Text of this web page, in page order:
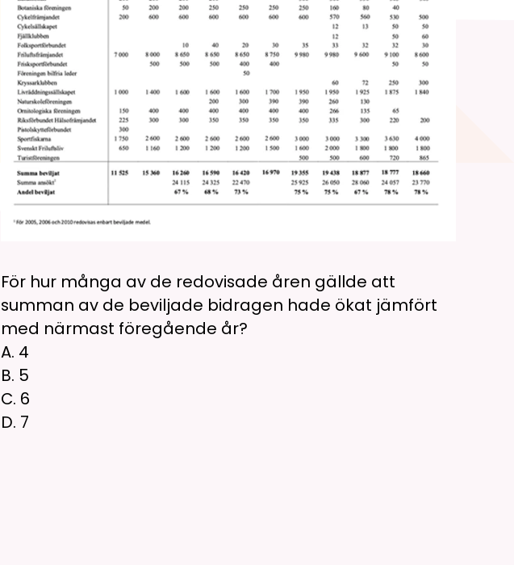
För hur många av de redovisade åren gällde att
summan av de beviljade bidragen hade ökat jämfört
med närmast föregående år?
A. 4
B. 5
C. 6
D. 7